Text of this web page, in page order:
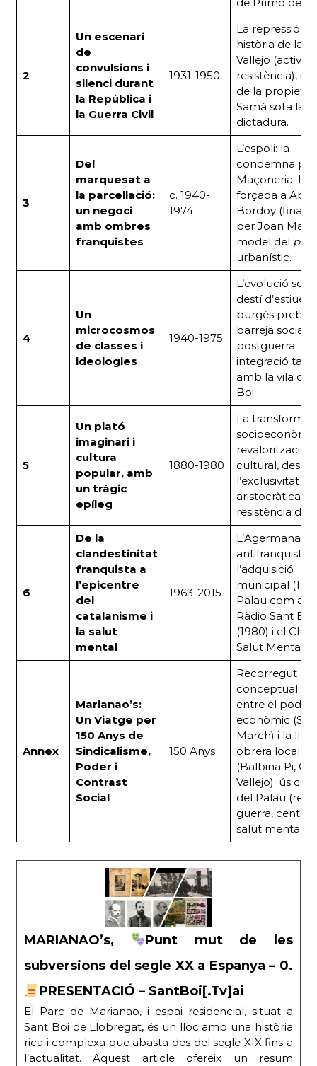
2
Un escenari
de
convulsions i
silenci durant
la República i
la Guerra Civil
1931-1950
La repressió, la
història de la
Vallejo
resistència), i
de la propietat
Samà sota la
dictadura.
3
Del
marquesat a
la parcel·lació:
un negoci
amb ombres
franquistes
c. 1940-
1974
L’espoli: la
condemna per
Maçoneria; la
forçada a
Bordoy
per Joan
model del
urbanístic.
4
Un
microcosmos
de classes i
ideologies
1940-1975
L’evolució
destí d’estiueig
burgès
barreja social
postguerra; la
integració
amb la vila de
Boi.
5
Un plató
imaginari i
cultura
popular, amb
un tràgic
epíleg
1880-1980
La
revalorització
cultural, des de
l’exclusivitat
aristocràtica a
resistència de
6
De la
clandestinitat
franquista a
l’epicentre
del
catalanisme i
la salut
mental
1963-2015
antifranquista;
l’adquisició
municipal
Palau com a
Ràdio Sant Boi
(1980) i el
Salut Mental
Annex
Marianao’s:
Un Viatge per
150 Anys de
Sindicalisme,
Poder i
Contrast
Social
150 Anys
Recorregut
conceptual:
entre el poder
econòmic
March) i la
obrera local
(Balbina Pi,
Vallejo); ús
del Palau
guerra, centre
salut mental).
MARIANAO’s,
Punt mut de les
subversions del segle XX a Espanya – 0.
PRESENTACIÓ – SantBoi[.Tv]ai
El Parc de Marianao, i espai residencial, situat a
Sant Boi de Llobregat, és un lloc amb una història
rica i complexa que abasta des del segle XIX fins a
l’actualitat. Aquest article ofereix un resum